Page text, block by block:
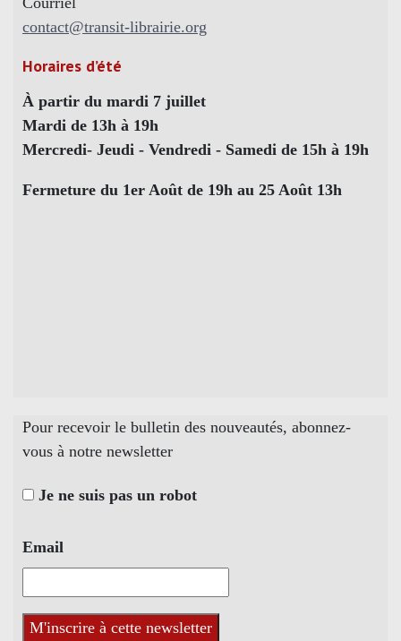
contact@transit-librairie.org
Horaires d’été
À partir du mardi 7 juillet
Mardi de 13h à 19h
Mercredi- Jeudi - Vendredi - Samedi de 15h à 19h
Fermeture du 1er Août de 19h au 25 Août 13h
Pour recevoir le bulletin des nouveautés, abonnez-
vous à notre newsletter
Je ne suis pas un robot
Email